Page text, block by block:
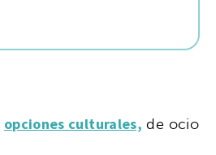
opciones culturales, de ocio